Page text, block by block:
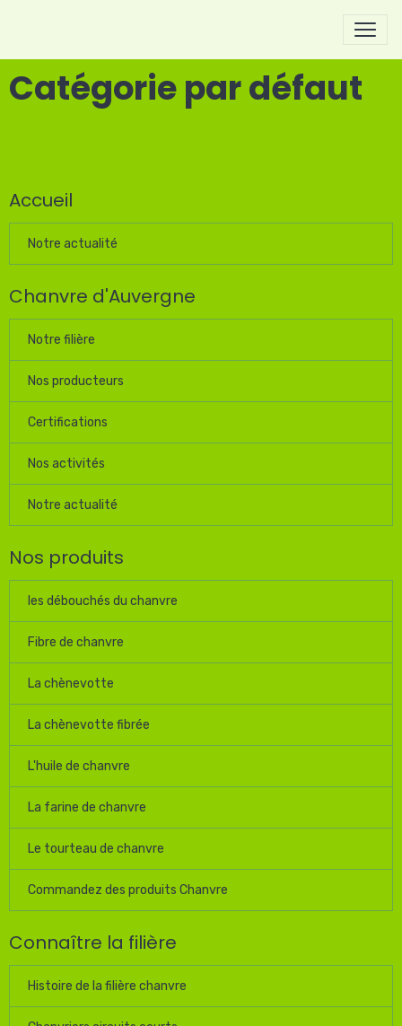
Catégorie par défaut
Accueil
Notre actualité
Chanvre d'Auvergne
Notre filière
Nos producteurs
Certifications
Nos activités
Notre actualité
Nos produits
les débouchés du chanvre
Fibre de chanvre
La chènevotte
La chènevotte fibrée
L'huile de chanvre
La farine de chanvre
Le tourteau de chanvre
Commandez des produits Chanvre
Connaître la filière
Histoire de la filière chanvre